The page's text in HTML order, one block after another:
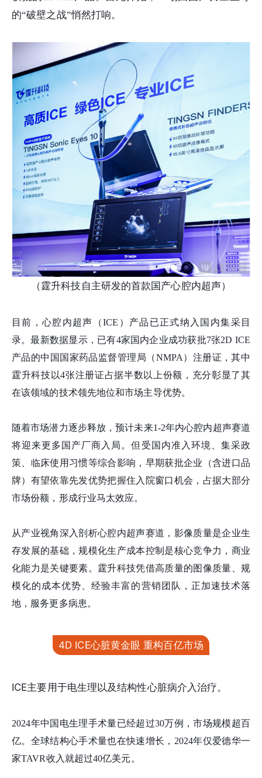
的“破壁之战”悄然打响。
（霆升科技自主研发的首款国产心腔内超声）
目前，心腔内超声（ICE）产品已正式纳入国内集采目
录。最新数据显示，已有4家国内企业成功获批7张2D ICE
产品的中国国家药品监督管理局（NMPA）注册证，其中
霆升科技以4张注册证占据半数以上份额，充分彰显了其
在该领域的技术领先地位和市场主导优势。
随着市场潜力逐步释放，预计未来1-2年内心腔内超声赛道
将迎来更多国产厂商入局。但受国内准入环境、集采政
策、临床使用习惯等综合影响，早期获批企业（含进口品
牌）有望依靠先发优势把握住入院窗口机会，占据大部分
市场份额，形成行业马太效应。
从产业视角深入剖析心腔内超声赛道，影像质量是企业生
存发展的基础，规模化生产成本控制是核心竞争力，商业
化能力是关键要素。霆升科技凭借高质量的图像质量、规
模化的成本优势、经验丰富的营销团队，正加速技术落
地，服务更多病患。
4D ICE心脏黄金眼 重构百亿市场
ICE主要用于电生理以及结构性心脏病介入治疗。
2024年中国电生理手术量已经超过30万例，市场规模超百
亿。全球结构心手术量也在快速增长，2024年仅爱德华一
家TAVR收入就超过40亿美元。